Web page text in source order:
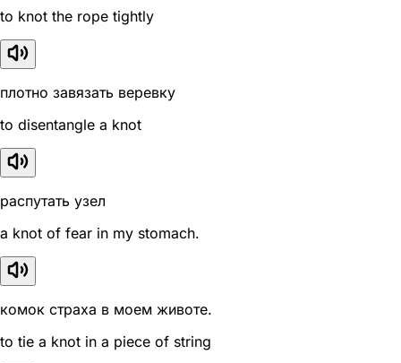
to knot the rope tightly
плотно завязать веревку
to disentangle a knot
распутать узел
a knot of fear in my stomach.
комок страха в моем животе.
to tie a knot in a piece of string